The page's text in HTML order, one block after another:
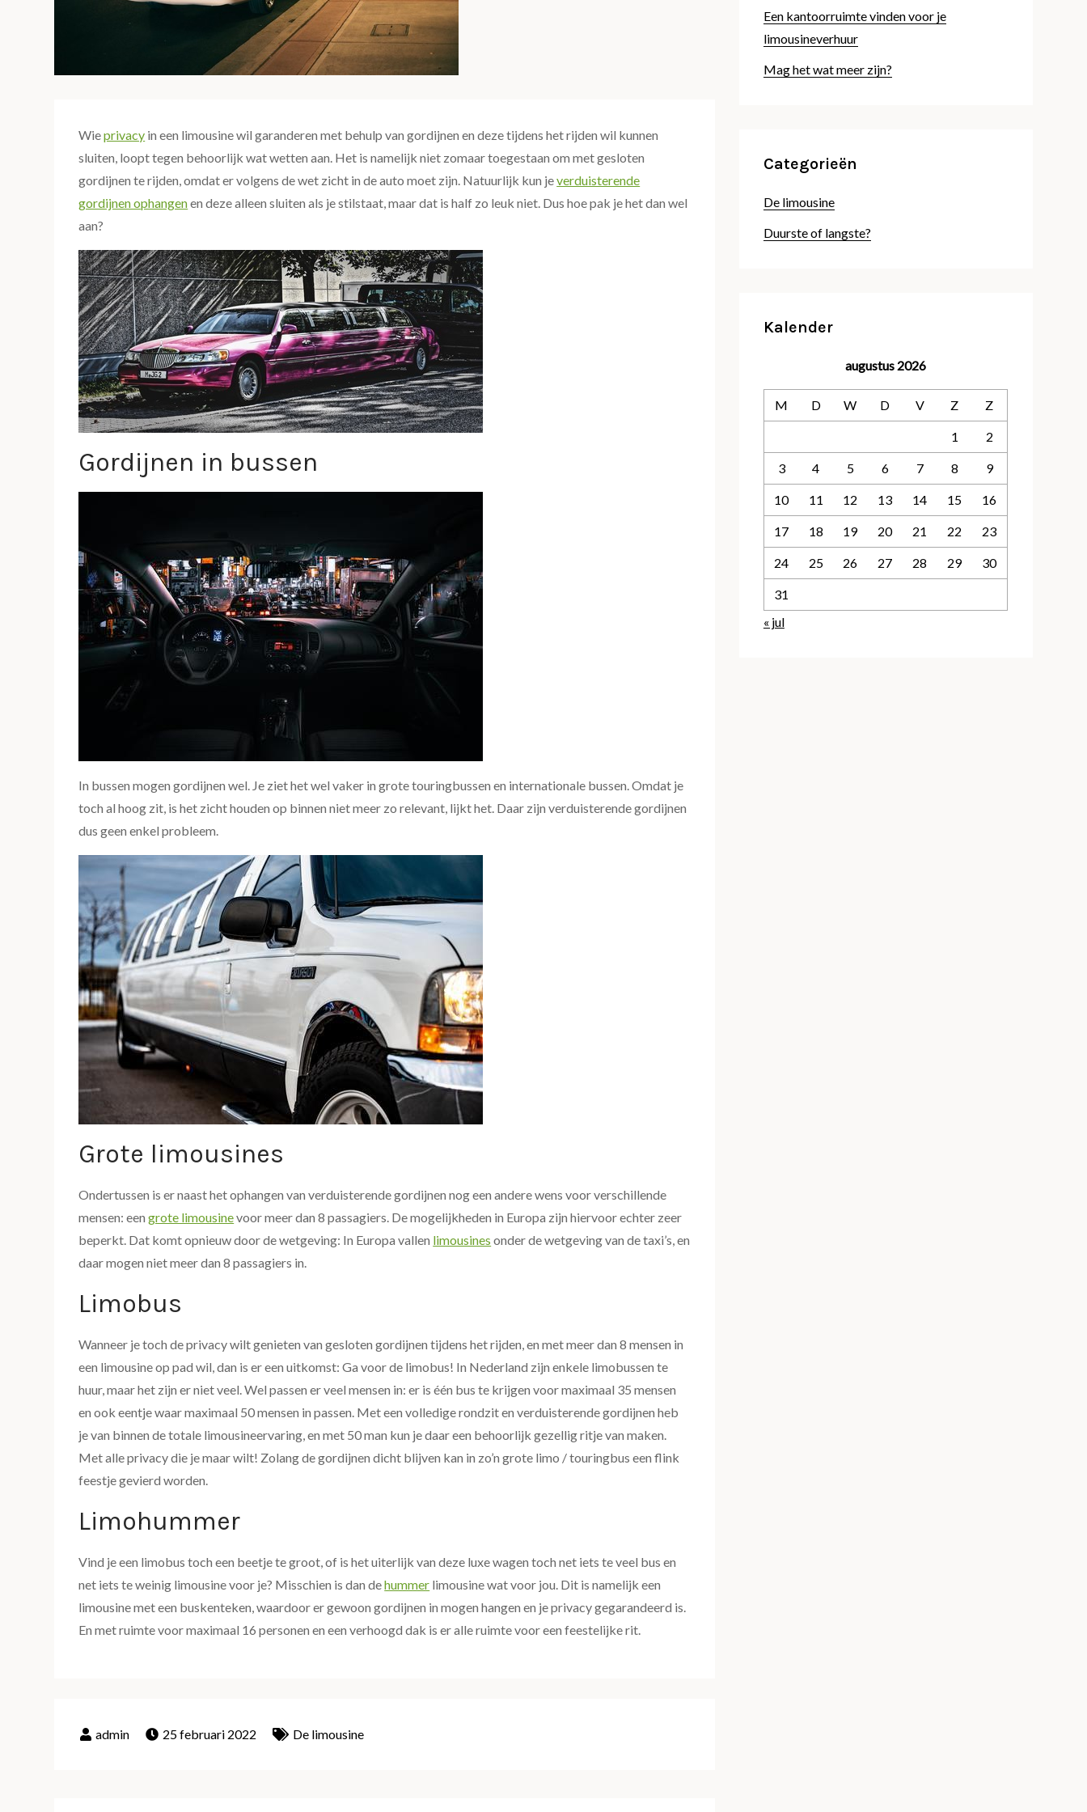
Wieprivacy in een limousine wil garanderen met behulp van gordijnen en deze tijdens het rijden wil kunnen
sluiten, loopt tegen behoorlijk wat wetten aan. Het is namelijk niet zomaar toegestaan om met gesloten
gordijnen te rijden, omdat er volgens de wet zicht in de auto moet zijn. Natuurlijk kun jeverduisterende
gordijnen ophangenen deze alleen sluiten als je stilstaat, maar dat is half zo leuk niet. Dus hoe pak je het dan wel
aan?
Gordijnen in bussen
In bussen mogen gordijnen wel. Je ziet het wel vaker in grote touringbussen en internationale bussen. Omdat je
toch al hoog zit, is het zicht houden op binnen niet meer zo relevant, lijkt het. Daar zijn verduisterende gordijnen
dus geen enkel probleem.
Grote limousines
Ondertussen is er naast het ophangen van verduisterende gordijnen nog een andere wens voor verschillende
mensen: eengrote limousinevoor meer dan 8 passagiers. De mogelijkheden in Europa zijn hiervoor echter zeer
beperkt. Dat komt opnieuw door de wetgeving: In Europa vallen limousines onder de wetgeving van de taxi’s, en
daar mogen niet meer dan 8 passagiers in.
Limobus
Wanneer je toch de privacy wilt genieten van gesloten gordijnen tijdens het rijden, en met meer dan 8 mensen in
een limousine op pad wil, dan is er een uitkomst: Ga voor de limobus! In Nederland zijn enkele limobussen te
huur, maar het zijn er niet veel. Wel passen er veel mensen in: er is één bus te krijgen voor maximaal 35 mensen
en ook eentje waar maximaal 50 mensen in passen. Met een volledige rondzit en verduisterende gordijnen heb
je van binnen de totale limousineervaring, en met 50 man kun je daar een behoorlijk gezellig ritje van maken.
Met alle privacy die je maar wilt! Zolang de gordijnen dicht blijven kan in zo’n grote limo / touringbus een flink
feestje gevierd worden.
Limohummer
Vind je een limobus toch een beetje te groot, of is het uiterlijk van deze luxe wagen toch net iets te veel bus en
net iets te weinig limousine voor je? Misschien is dan dehummer limousine wat voor jou. Dit is namelijk een
limousine met een buskenteken, waardoor er gewoon gordijnen in mogen hangen en je privacy gegarandeerd is.
En met ruimte voor maximaal 16 personen en een verhoogd dak is er alle ruimte voor een feestelijke rit.
25 februari 2022 De limousine
Een kantoorruimte vinden voor je
limousineverhuur
Mag het wat meer zijn?
Categorieën
De limousine
Duurste of langste?
Kalender
augustus 2026
M D W D V Z Z
1 2
3 4 5 6 7 8 9
10 11 12 13 14 15 16
17 18 19 20 21 22 23
24 25 26 27 28 29 30
31
« jul